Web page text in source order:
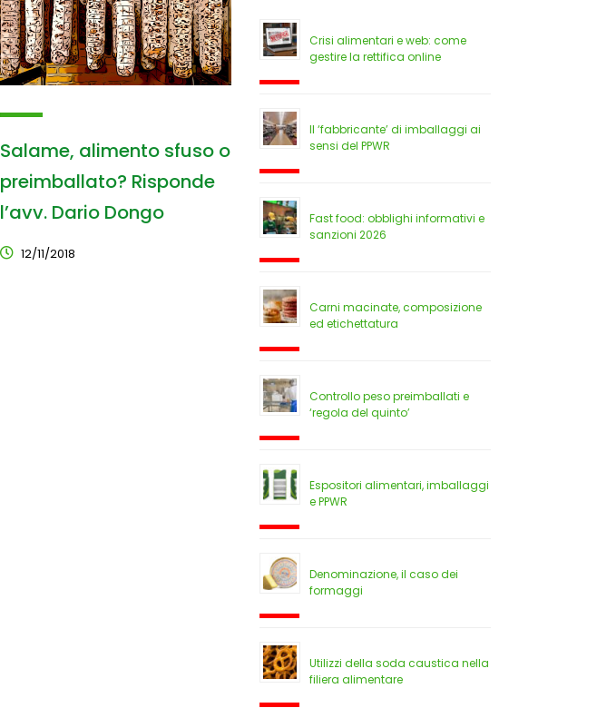
Salame, alimento sfuso o
preimballato? Risponde
l’avv. Dario Dongo
12/11/2018
Crisi alimentari e web: come
gestire la rettifica online
Il ‘fabbricante’ di imballaggi ai
sensi del PPWR
Fast food: obblighi informativi e
sanzioni 2026
Carni macinate, composizione
ed etichettatura
Controllo peso preimballati e
‘regola del quinto’
Espositori alimentari, imballaggi
e PPWR
Denominazione, il caso dei
formaggi
Utilizzi della soda caustica nella
filiera alimentare